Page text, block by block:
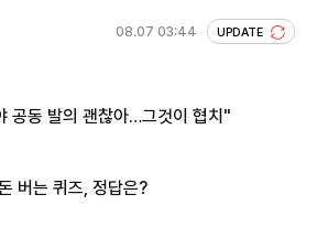
08.07 03:44 UPDATE
공동 발의 괜찮아…그것이 협치"
버는 퀴즈, 정답은?